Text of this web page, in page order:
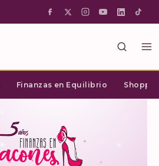
Finanzas en Equilibrio